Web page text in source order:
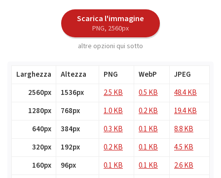
Scarica l'immagine
PNG, 2560px
altre opzioni qui sotto
Larghezza Altezza PNG WebP
JPEG
2560px
1536px 2.5 KB 0.5 KB
48.4 KB
1280px
768px 1.0 KB 0.2 KB
19.4 KB
640px
384px 0.3 KB 0.1 KB
8.8 KB
320px
192px 0.2 KB 0.1 KB
4.5 KB
160px
96px 0.1 KB 0.1 KB
2.6 KB